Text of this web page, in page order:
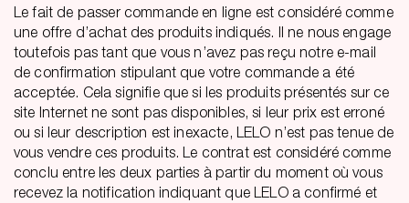
Le fait de passer commande en ligne est considéré comme
une offre d’achat des produits indiqués. Il ne nous engage
toutefois pas tant que vous n’avez pas reçu notre e-mail
de confirmation stipulant que votre commande a été
acceptée. Cela signifie que si les produits présentés sur ce
site Internet ne sont pas disponibles, si leur prix est erroné
ou si leur description est inexacte, LELO n’est pas tenue de
vous vendre ces produits. Le contrat est considéré comme
conclu entre les deux parties à partir du moment où vous
recevez la notification indiquant que LELO a confirmé et